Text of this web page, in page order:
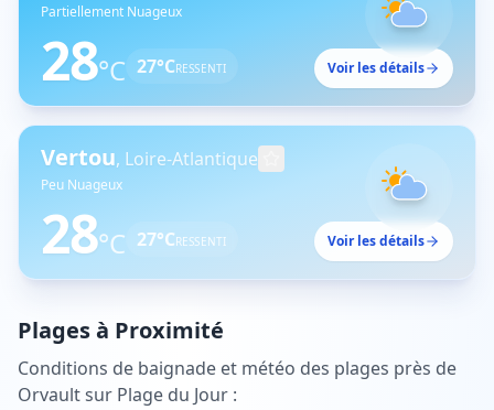
Partiellement Nuageux
28°C 27°CRESSENTI Voir les détails
Vertou, Loire-Atlantique
Peu Nuageux
28°C 27°CRESSENTI Voir les détails
Plages à Proximité
Conditions de baignade et météo des plages près de
Orvaultsur Plage du Jour :